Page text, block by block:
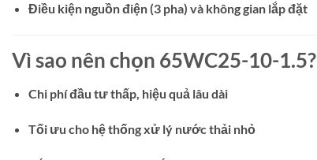
Điều kiện nguồn điện (3 pha) và không gian lắp đặt
Vì sao nên chọn 65WC25-10-1.5?
Chi phí đầu tư thấp, hiệu quả lâu dài
Tối ưu cho hệ thống xử lý nước thải nhỏ